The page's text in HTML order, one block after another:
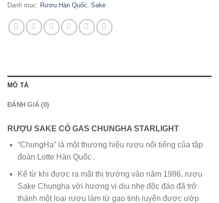
Danh mục: Rượu Hàn Quốc, Sake
MÔ TẢ
ĐÁNH GIÁ (0)
RƯỢU SAKE CÓ GAS CHUNGHA STARLIGHT
“ChungHa” là một thương hiệu rượu nổi tiếng của tập
đoàn Lotte Hàn Quốc .
Kể từ khi được ra mắt thị trường vào năm 1986, rượu
Sake Chungha với hương vị dịu nhẹ độc đáo đã trở
thành một loại rượu làm từ gạo tinh luyện được ướp